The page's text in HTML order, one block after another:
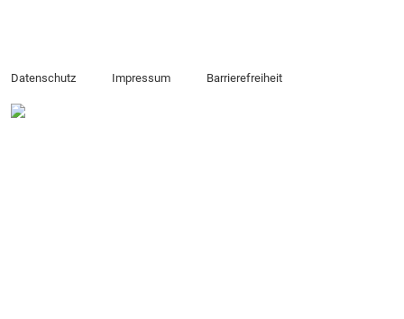
Datenschutz Impressum Barrierefreiheit